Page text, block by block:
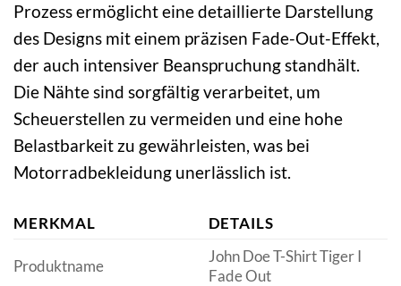
Prozess ermöglicht eine detaillierte Darstellung
des Designs mit einem präzisen Fade-Out-Effekt,
der auch intensiver Beanspruchung standhält.
Die Nähte sind sorgfältig verarbeitet, um
Scheuerstellen zu vermeiden und eine hohe
Belastbarkeit zu gewährleisten, was bei
Motorradbekleidung unerlässlich ist.
MERKMAL DETAILS
Produktname
John Doe T-Shirt Tiger I
Fade Out